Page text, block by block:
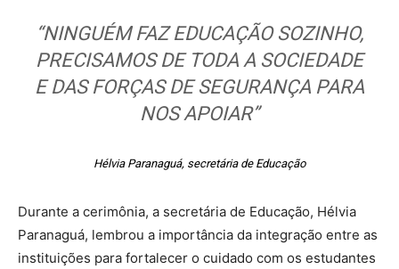
“NINGUÉM FAZ EDUCAÇÃO SOZINHO,
PRECISAMOS DE TODA A SOCIEDADE
E DAS FORÇAS DE SEGURANÇA PARA
NOS APOIAR”
Hélvia Paranaguá, secretária de Educação
Durante a cerimônia, a secretária de Educação, Hélvia
Paranaguá, lembrou a importância da integração entre as
instituições para fortalecer o cuidado com os estudantes